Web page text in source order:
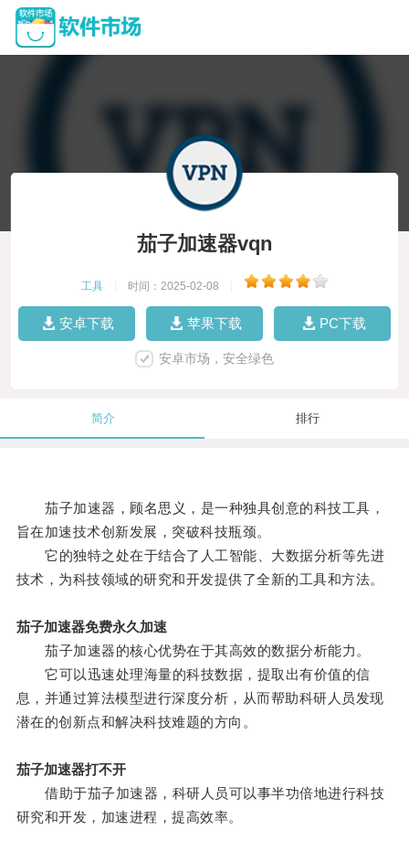
茄子加速器vqn
工具 时间：2025-02-08
安卓下载 苹果下载 PC下载
安卓市场，安全绿色
简介 排行
茄子加速器，顾名思义，是一种独具创意的科技工具，
旨在加速技术创新发展，突破科技瓶颈。
它的独特之处在于结合了人工智能、大数据分析等先进
技术，为科技领域的研究和开发提供了全新的工具和方法。
茄子加速器免费永久加速
茄子加速器的核心优势在于其高效的数据分析能力。
它可以迅速处理海量的科技数据，提取出有价值的信
息，并通过算法模型进行深度分析，从而帮助科研人员发现
潜在的创新点和解决科技难题的方向。
茄子加速器打不开
借助于茄子加速器，科研人员可以事半功倍地进行科技
研究和开发，加速进程，提高效率。